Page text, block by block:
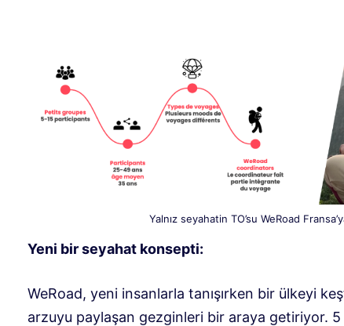
Yalnız seyahatin TO’su WeRoad
Yeni bir seyahat konsepti:
WeRoad, yeni insanlarla tanışırken bir ülkeyi
arzuyu paylaşan gezginleri bir araya getiriyor. 5